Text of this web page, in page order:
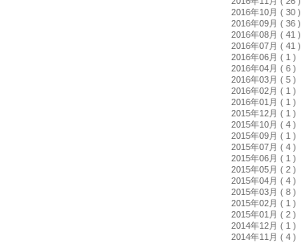
2016年10月 ( 30 )
2016年09月 ( 36 )
2016年08月 ( 41 )
2016年07月 ( 41 )
2016年06月 ( 1 )
2016年04月 ( 6 )
2016年03月 ( 5 )
2016年02月 ( 1 )
2016年01月 ( 1 )
2015年12月 ( 1 )
2015年10月 ( 4 )
2015年09月 ( 1 )
2015年07月 ( 4 )
2015年06月 ( 1 )
2015年05月 ( 2 )
2015年04月 ( 4 )
2015年03月 ( 8 )
2015年02月 ( 1 )
2015年01月 ( 2 )
2014年12月 ( 1 )
2014年11月 ( 4 )